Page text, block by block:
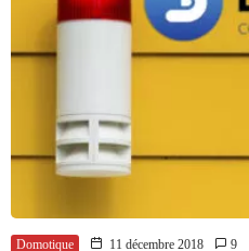
Domotique 11 décembre 2018 9